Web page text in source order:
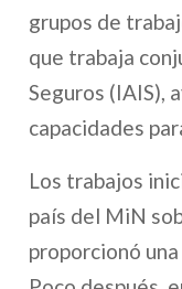
grupos de
que trabaja
Seguros (IAIS),
capacidades
Los trabajos
país del MiN
proporcionó